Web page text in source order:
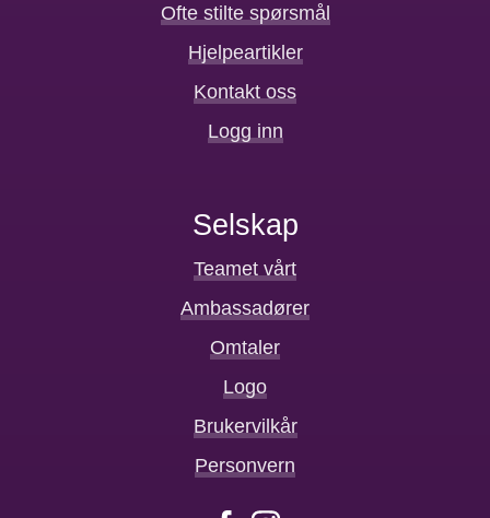
Ofte stilte spørsmål
Hjelpeartikler
Kontakt oss
Logg inn
Selskap
Teamet vårt
Ambassadører
Omtaler
Logo
Brukervilkår
Personvern